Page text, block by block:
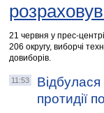
21 червня у прес-
206 округу, виборчі
довиборів.
11:53
протидії